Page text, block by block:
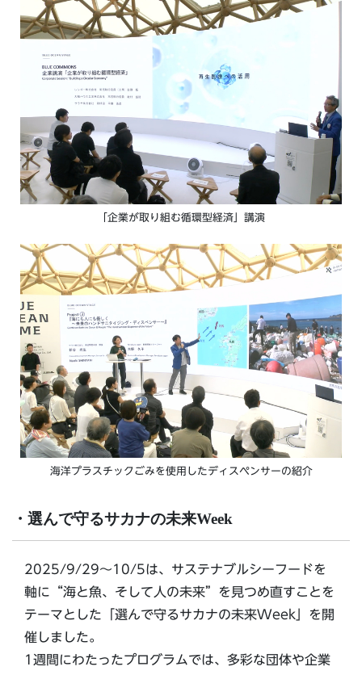
「企業が取り組む循環型経済」講演
海洋プラスチックごみを使用したディスペンサーの紹介
・選んで守るサカナの未来Week
2025/9/29〜10/5は、サステナブルシーフードを
軸に“海と魚、そして人の未来”を見つめ直すことを
テーマとした「選んで守るサカナの未来Week」を開
催しました。
1週間にわたったプログラムでは、多彩な団体や企業